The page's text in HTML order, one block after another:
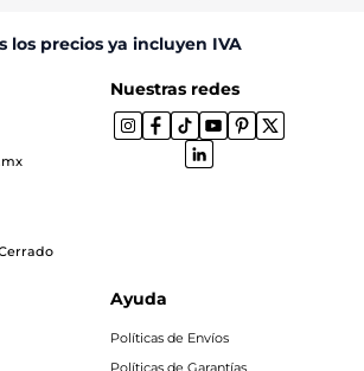
los precios ya incluyen IVA
Nuestras redes
Ayuda
Políticas de Envíos
Políticas de Garantías